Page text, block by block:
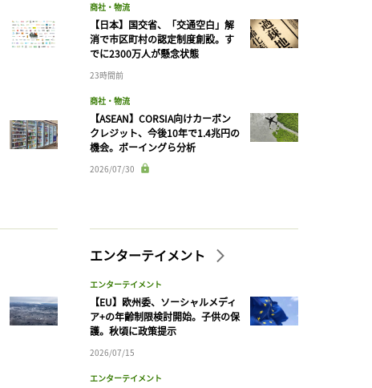
商社・物流
【日本】国交省、「交通空白」解
消で市区町村の認定制度創設。す
でに2300万人が懸念状態
23時間前
商社・物流
【ASEAN】CORSIA向けカーボン
クレジット、今後10年で1.4兆円の
機会。ボーイングら分析
2026/07/30
エンターテイメント
エンターテイメント
【EU】欧州委、ソーシャルメディ
ア+の年齢制限検討開始。子供の保
護。秋頃に政策提示
2026/07/15
エンターテイメント